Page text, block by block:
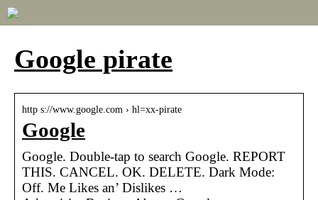
Google pirate
http s://www.google.com › hl=xx-pirate
Google
Google. Double-tap to search Google. REPORT
THIS. CANCEL. OK. DELETE. Dark Mode:
Off. Me Likes an’ Dislikes …